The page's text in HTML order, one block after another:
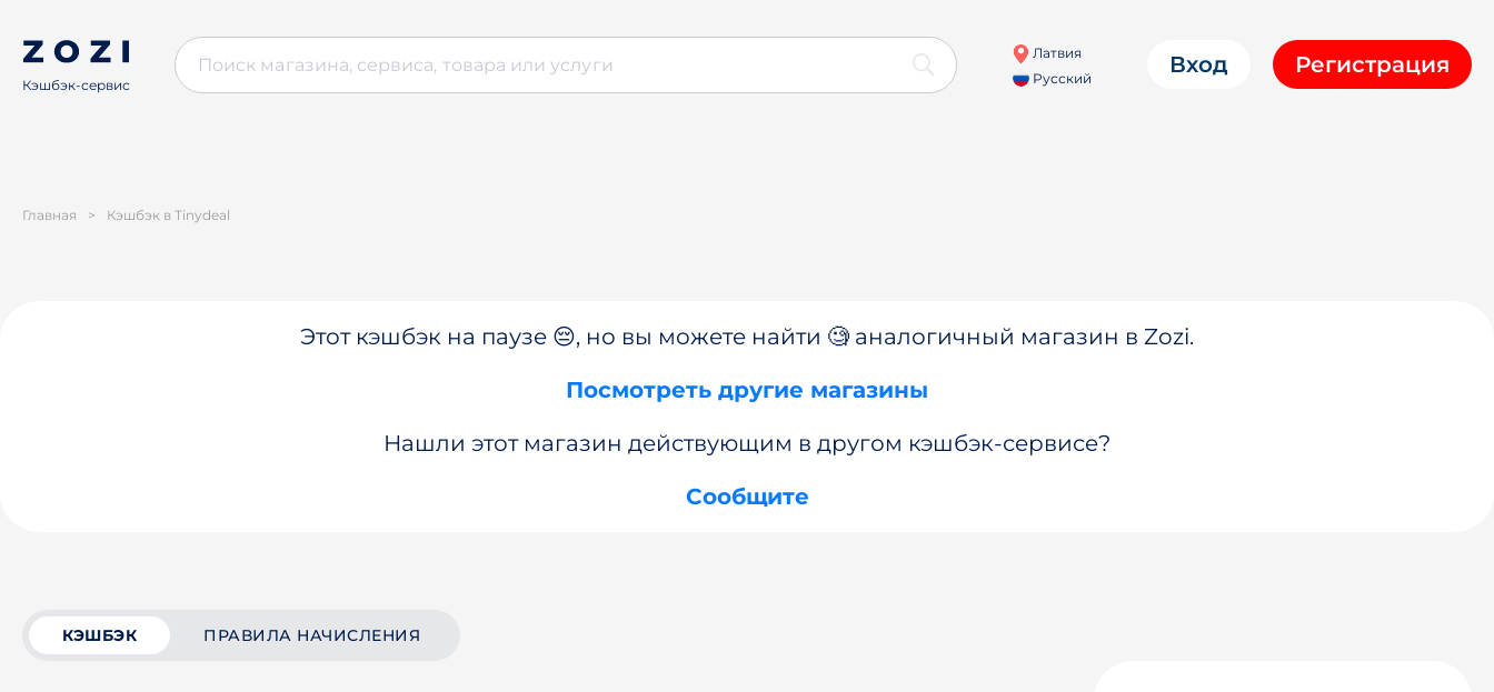
Кэшбэк-сервис
Латвия
Русский
Вход Регистрация
Главная > Кэшбэк в Tinydeal
Этот кэшбэк на паузе 😔, но вы можете найти 🧐 аналогичный магазин в Zozi.
Посмотреть другие магазины
Нашли этот магазин действующим в другом кэшбэк-сервисе?
Сообщите
КЭШБЭК ПРАВИЛА НАЧИСЛЕНИЯ